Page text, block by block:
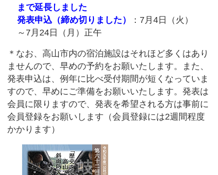
まで延長しました
発表申込（締め切りました）
：7月4日（火）
～7月24日（月）正午
＊なお、高山市内の宿泊施設はそれほど多くはあり
ませんので、早めの予約をお願いたします。また、
発表申込は、例年に比べ受付期間が短くなっていま
すので、早めにご準備をお願いいたします。発表は
会員に限りますので、発表を希望される方は事前に
会員登録をお願いします（会員登録には2週間程度
かかります）